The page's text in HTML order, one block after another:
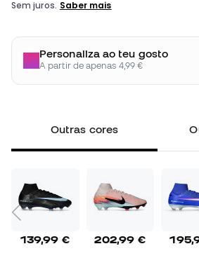
Personaliza ao teu gosto
A partir de apenas 4,99 €
Outras cores
139,99 € 202,99 €